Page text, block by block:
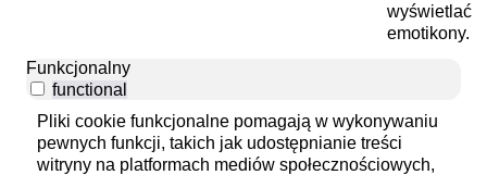
wyświetlać
emotikony.
Funkcjonalny
functional
Pliki cookie funkcjonalne pomagają w wykonywaniu
pewnych funkcji, takich jak udostępnianie treści
witryny na platformach mediów społecznościowych,